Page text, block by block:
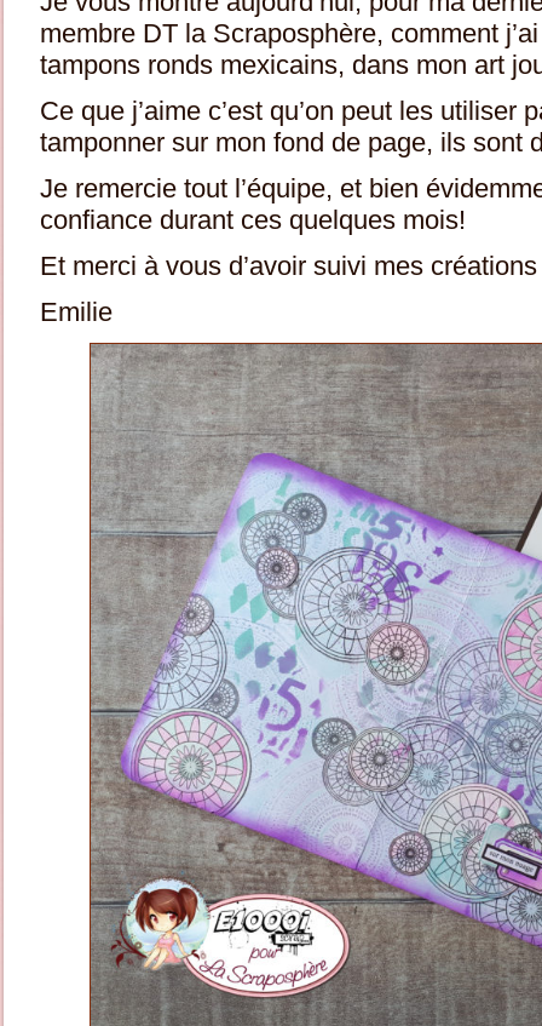
membre DT la Scraposphère, comment
tampons ronds mexicains, dans mon art
Ce que j’aime c’est qu’on peut les utiliser
tamponner sur mon fond de page, ils sont
Je remercie tout l’équipe, et bien
confiance durant ces quelques mois!
Et merci à vous d’avoir suivi mes
Emilie